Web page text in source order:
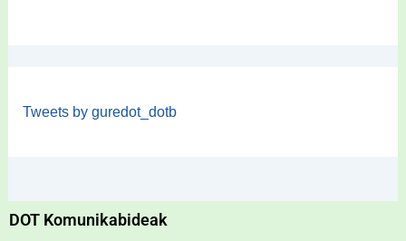
Tweets by guredot_dotb
DOT Komunikabideak